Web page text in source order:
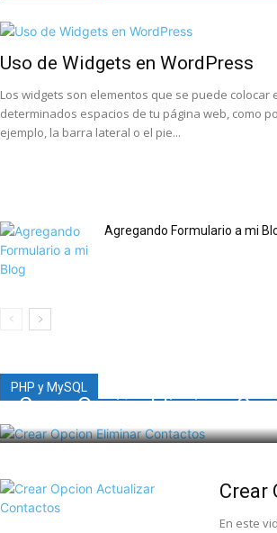
Uso de Widgets en WordPress
Los widgets son elementos que se puede colocar
determinados espacios de tu página web, como
ejemplo, la barra lateral o el pie...
Agregando Formulario a mi
PHP y MySQL
Crear Opción Eliminar
Crear
En este